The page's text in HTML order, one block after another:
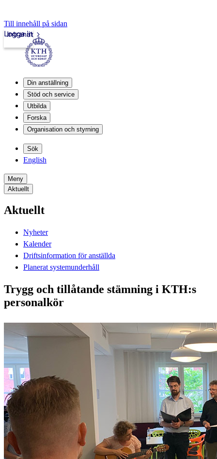
Till innehåll på sidan
Intranät
Logga in
Din anställning
Stöd och service
Utbilda
Forska
Organisation och styrning
Sök
English
Meny
Aktuellt
Aktuellt
Nyheter
Kalender
Driftsinformation för anställda
Planerat systemunderhåll
Trygg och tillåtande stämning i KTH:s
personalkör